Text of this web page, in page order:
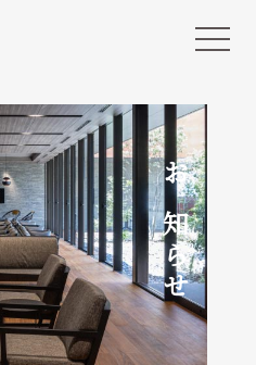
お知らせ